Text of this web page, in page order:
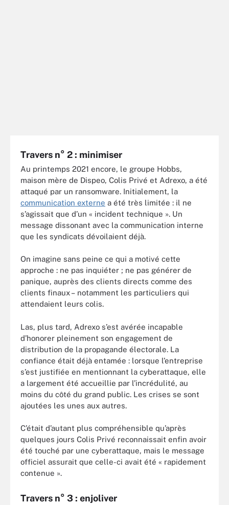
Travers n° 2 : minimiser
Au printemps 2021 encore, le groupe Hobbs,
maison mère de Dispeo, Colis Privé et Adrexo, a été
attaqué par un ransomware. Initialement, la
communication externe a été très limitée : il ne
s’agissait que d’un « incident technique ». Un
message dissonant avec la communication interne
que les syndicats dévoilaient déjà.
On imagine sans peine ce qui a motivé cette
approche : ne pas inquiéter ; ne pas générer de
panique, auprès des clients directs comme des
clients finaux – notamment les particuliers qui
attendaient leurs colis.
Las, plus tard, Adrexo s’est avérée incapable
d’honorer pleinement son engagement de
distribution de la propagande électorale. La
confiance était déjà entamée : lorsque l’entreprise
s’est justifiée en mentionnant la cyberattaque, elle
a largement été accueillie par l’incrédulité, au
moins du côté du grand public. Les crises se sont
ajoutées les unes aux autres.
C’était d’autant plus compréhensible qu’après
quelques jours Colis Privé reconnaissait enfin avoir
été touché par une cyberattaque, mais le message
officiel assurait que celle-ci avait été « rapidement
contenue ».
Travers n° 3 : enjoliver